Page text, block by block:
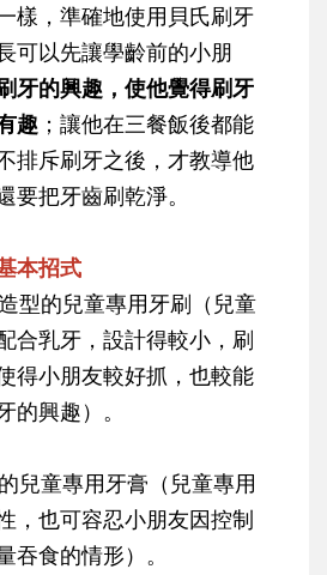
樣，準確地使用貝氏刷牙
可以先讓學齡前的小朋
牙的興趣，使他覺得刷牙
趣 ；讓他在三餐飯後都能
排斥刷牙之後，才教導他
要把牙齒刷乾淨。
本招式
型的兒童專用牙刷（兒童
合乳牙，設計得較小，刷
得小朋友較好抓，也較能
的興趣）。
兒童專用牙膏（兒童專用
，也可容忍小朋友因控制
吞食的情形）。